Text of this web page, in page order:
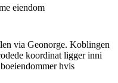
eiendom
via Geonorge. Koblingen
koordinat ligger inni
hvis